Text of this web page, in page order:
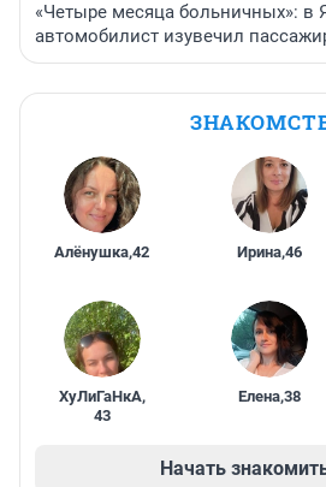
«Четыре месяца больничных»: в
автомобилист изувечил
Алёнушка,42 Ирина,46
ХуЛиГаНкА,
43
Елена,38
Начать